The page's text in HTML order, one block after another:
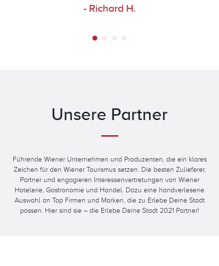
- Richard H.
Unsere Partner
Führende Wiener Unternehmen und Produzenten, die ein klares
Zeichen für den Wiener Tourismus setzen. Die besten Zulieferer,
Partner und engagieren Interessenvertretungen von Wiener
Hotelerie, Gastronomie und Handel. Dazu eine handverlesene
Auswahl an Top Firmen und Marken, die zu Erlebe Deine Stadt
passen. Hier sind sie – die Erlebe Deine Stadt 2021 Partner!